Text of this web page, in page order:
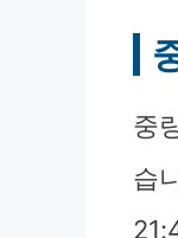
중
습